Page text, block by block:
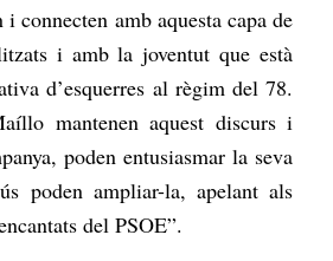
connecten amb aquesta capa de
i amb la joventut que està
d’esquerres al règim del 78.
mantenen aquest discurs i
poden entusiasmar la seva
poden ampliar-la, apelant als
del PSOE”.